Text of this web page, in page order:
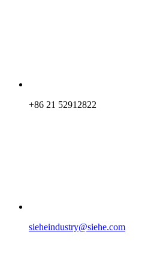
+86 21 52912822
sieheindustry@siehe.com